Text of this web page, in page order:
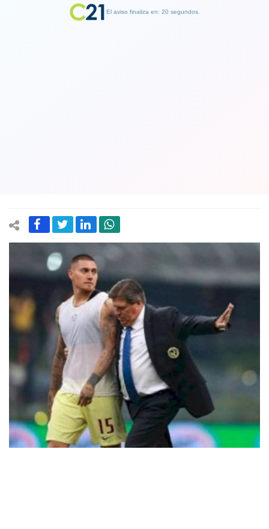
El aviso finaliza en: 19 segundos.